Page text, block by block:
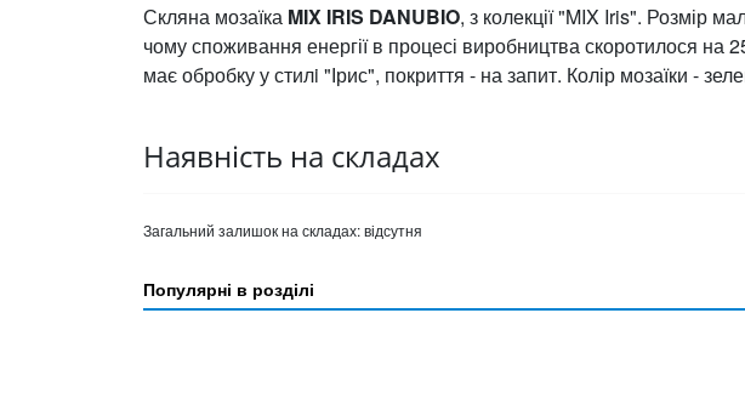
Скляна мозаїка MIX IRIS DANUBIO, з колекції "MIX Iris". Розмір
чому споживання енергії в процесі виробництва скоротилося на
має обробку у стилi "Ірис", покриття - на запит. Колір мозаїки -
Наявність на складах
Загальний залишок на складах:відсутня
Популярні в розділі